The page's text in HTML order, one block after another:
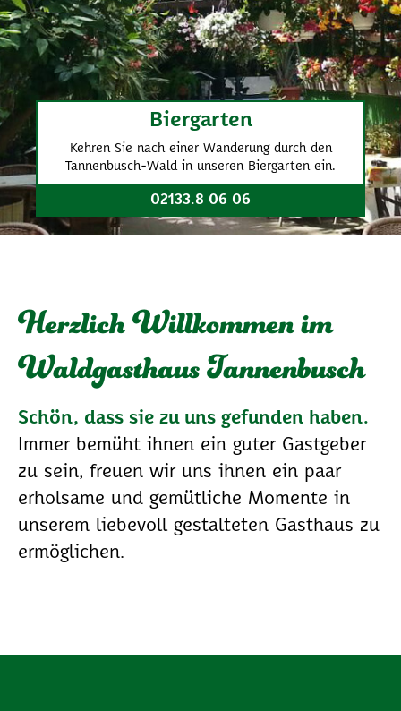
Biergarten
Kehren Sie nach einer Wanderung durch den
Tannenbusch-Wald in unseren Biergarten ein.
02133.8 06 06
Herzlich Willkommen im
Waldgasthaus Tannenbusch
Schön, dass sie zu uns gefunden haben.
Immer bemüht ihnen ein guter Gastgeber
zu sein, freuen wir uns ihnen ein paar
erholsame und gemütliche Momente in
unserem liebevoll gestalteten Gasthaus zu
ermöglichen.